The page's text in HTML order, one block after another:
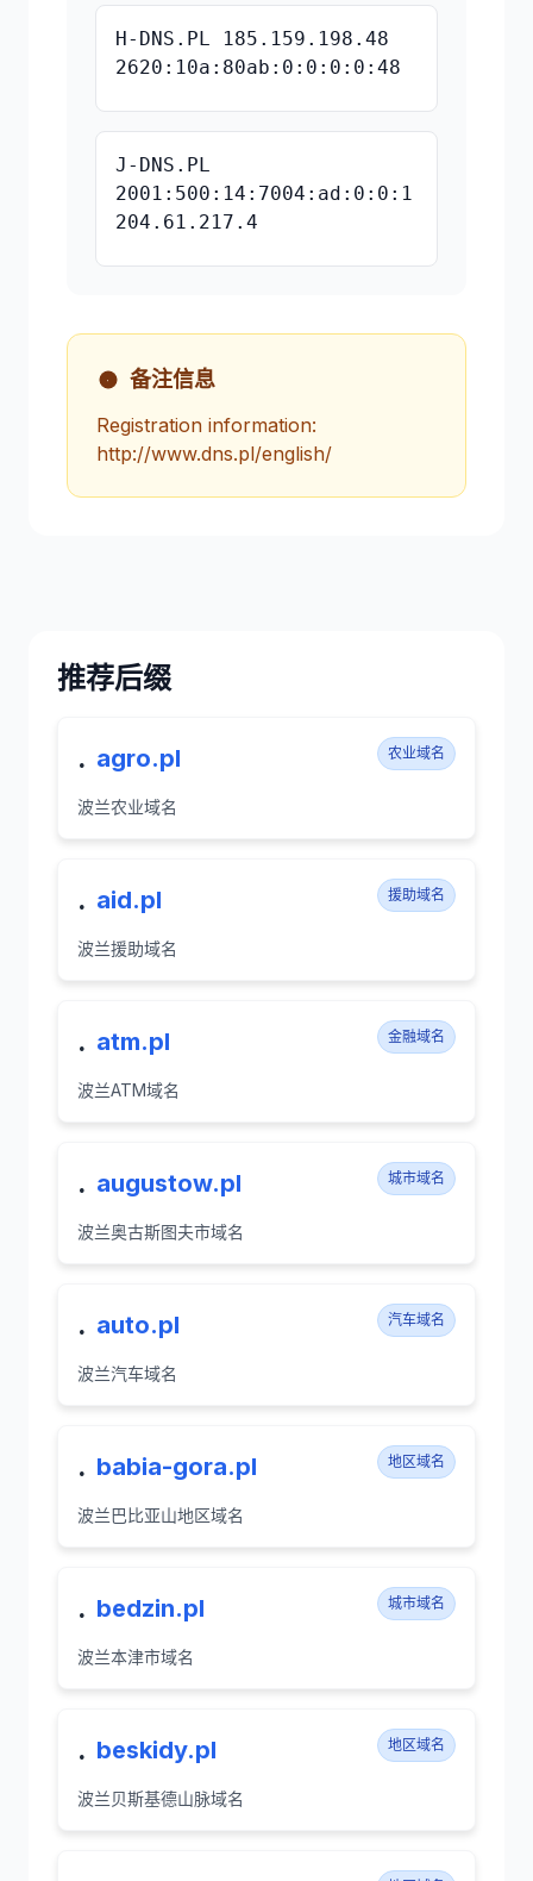
H-DNS.PL 185.159.198.48
2620:10a:80ab:0:0:0:0:48
J-DNS.PL
2001:500:14:7004:ad:0:0:1
204.61.217.4
备注信息
Registration information:
http://www.dns.pl/english/
推荐后缀
. agro.pl 农业域名
波兰农业域名
. aid.pl 援助域名
波兰援助域名
. atm.pl 金融域名
波兰ATM域名
. augustow.pl 城市域名
波兰奥古斯图夫市域名
. auto.pl 汽车域名
波兰汽车域名
. babia-gora.pl 地区域名
波兰巴比亚山地区域名
. bedzin.pl 城市域名
波兰本津市域名
. beskidy.pl 地区域名
波兰贝斯基德山脉域名